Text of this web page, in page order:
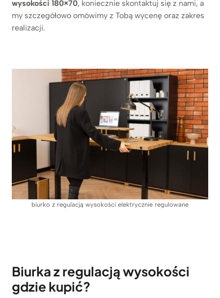
wysokości 180×70, koniecznie skontaktuj się z nami, a
my szczegółowo omówimy z Tobą wycenę oraz zakres
realizacji.
biurko z regulacją wysokości elektrycznie regulowane
Biurka z regulacją wysokości
gdzie kupić?